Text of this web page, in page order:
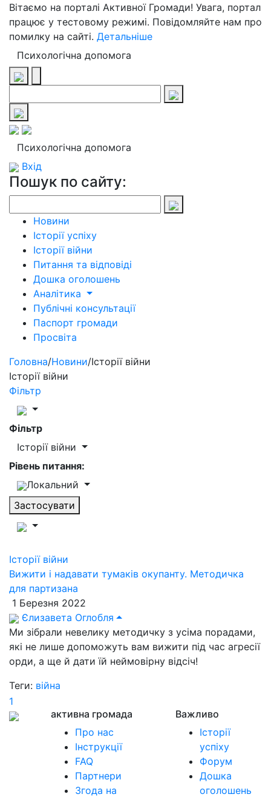
Вітаємо на порталі Активної Громади! Увага, портал
працює у тестовому режимі. Повідомляйте нам про
помилку на сайті. Детальніше
Психологічна допомога
Психологічна допомога
Вхід
Пошук по сайту:
Новини
Історії успіху
Історії війни
Питання та відповіді
Дошка оголошень
Аналітика
Публічні консультації
Паспорт громади
Просвіта
Головна/Новини/Історії війни
Історії війни
Фільтр
Фільтр
Історії війни
Рівень питання:
Локальний
Застосувати
Історії війни
Вижити і надавати тумаків окупанту. Методичка
для партизана
1 Березня 2022
Єлизавета Оглобля
Ми зібрали невелику методичку з усіма порадами,
які не лише допоможуть вам вижити під час агресії
орди, а ще й дати їй неймовірну відсіч!
Теги: війна
1
активна громада
Про нас
Інструкції
FAQ
Партнери
Згода на
Важливо
Історії
успіху
Форум
Дошка
оголошень